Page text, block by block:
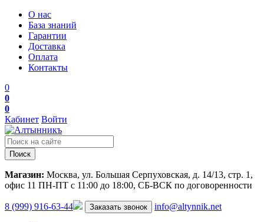
О нас
База знаний
Гарантии
Доставка
Оплата
Контакты
0
0
0
Кабинет Войти
Поиск
Магазин: Москва, ул. Большая Серпуховская, д. 14/13, стр. 1,
офис 11 ПН-ПТ с 11:00 до 18:00, СБ-ВСК по договоренности
8 (999) 916-63-44 Заказать звонок info@altynnik.net